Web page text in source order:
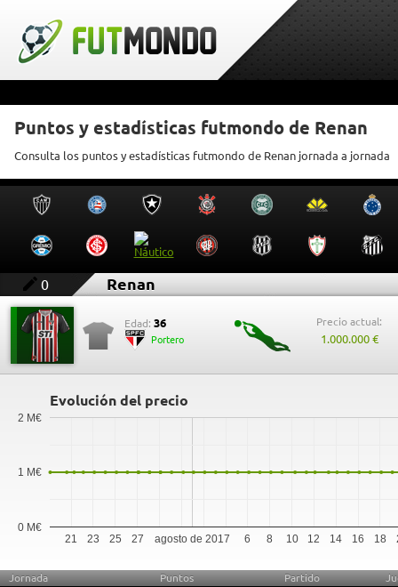
Puntos y estadísticas futmondo de Renan
Consulta los puntos y estadísticas futmondo de Renan jornada a jornada
0 Renan
Edad: 36
Portero
Precio actual:
1.000.000 €
Evolución del precio
agosto de 2017
21 23 25 27 6 8 10 12 14 16 18
0 M€
1 M€
2 M€
Jornada Puntos Partido